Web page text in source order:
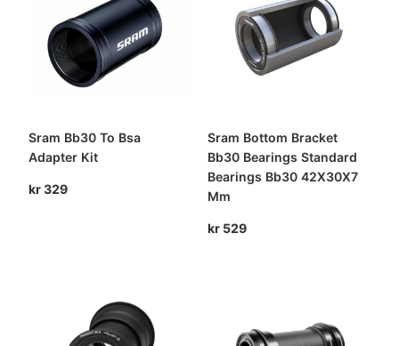
Sram Bb30 To Bsa
Adapter Kit
kr329
Sram Bottom Bracket
Bb30 Bearings Standard
Bearings Bb30 42X30X7
Mm
kr529